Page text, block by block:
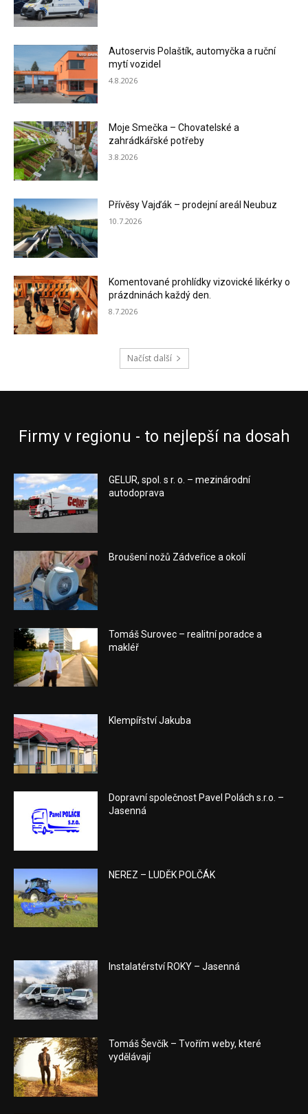
Autoservis Polaštík, automyčka a ruční
mytí vozidel
4.8.2026
Moje Smečka – Chovatelské a
zahrádkářské potřeby
3.8.2026
Přívěsy Vajďák – prodejní areál Neubuz
10.7.2026
Komentované prohlídky vizovické likérky o
prázdninách každý den.
8.7.2026
Načíst další
Firmy v regionu - to nejlepší na dosah
GELUR, spol. s r. o. – mezinárodní
autodoprava
Broušení nožů Zádveřice a okolí
Tomáš Surovec – realitní poradce a
makléř
Klempířství Jakuba
Dopravní společnost Pavel Polách s.r.o. –
Jasenná
NEREZ – LUDĚK POLČÁK
Instalatérství ROKY – Jasenná
Tomáš Ševčík – Tvořím weby, které
vydělávají